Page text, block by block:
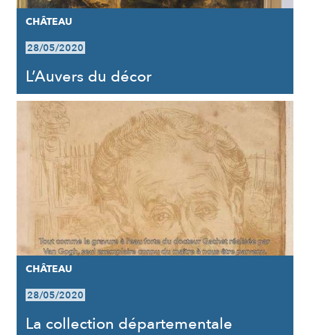
CHÂTEAU
28/05/2020
L’Auvers du décor
CHÂTEAU
28/05/2020
La collection départementale